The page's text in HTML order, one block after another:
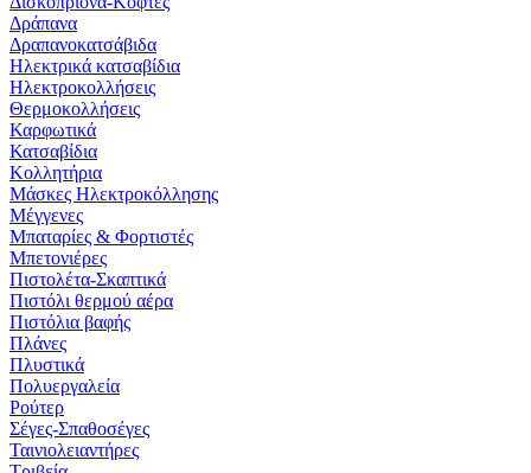
Δράπανα
Δραπανοκατσάβιδα
Ηλεκτρικά κατσαβίδια
Ηλεκτροκολλήσεις
Θερμοκολλήσεις
Καρφωτικά
Κατσαβίδια
Κολλητήρια
Μάσκες Ηλεκτροκόλλησης
Μέγγενες
Μπαταρίες & Φορτιστές
Μπετονιέρες
Πιστολέτα-Σκαπτικά
Πιστόλι θερμού αέρα
Πιστόλια βαφής
Πλάνες
Πλυστικά
Πολυεργαλεία
Ρούτερ
Σέγες-Σπαθοσέγες
Ταινιολειαντήρες